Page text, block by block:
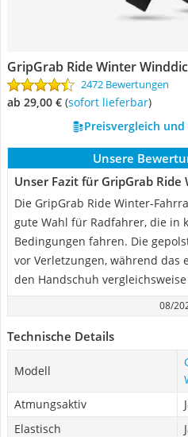
GripGrab Ride Winter
2472 Bewertungen
ab 29,00 € ( Sofort lieferbar)
Preisvergleich
Unsere
Unser Fazit für GripGrab
Die GripGrab Ride Winter-
gute Wahl für Radfahrer, die in
Bedingungen fahren. Die
vor Verletzungen, während das
den Handschuh
08/
Technische Details
Modell
Atmungsaktiv
Elastisch